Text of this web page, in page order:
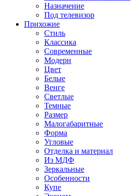
Назначение
Под телевизор
Прихожие
Стиль
Классика
Современные
Модерн
Цвет
Белые
Венге
Светлые
Темные
Размер
Малогабаритные
Форма
Угловые
Отделка и материал
Из МДФ
Зеркальные
Особенности
Купе